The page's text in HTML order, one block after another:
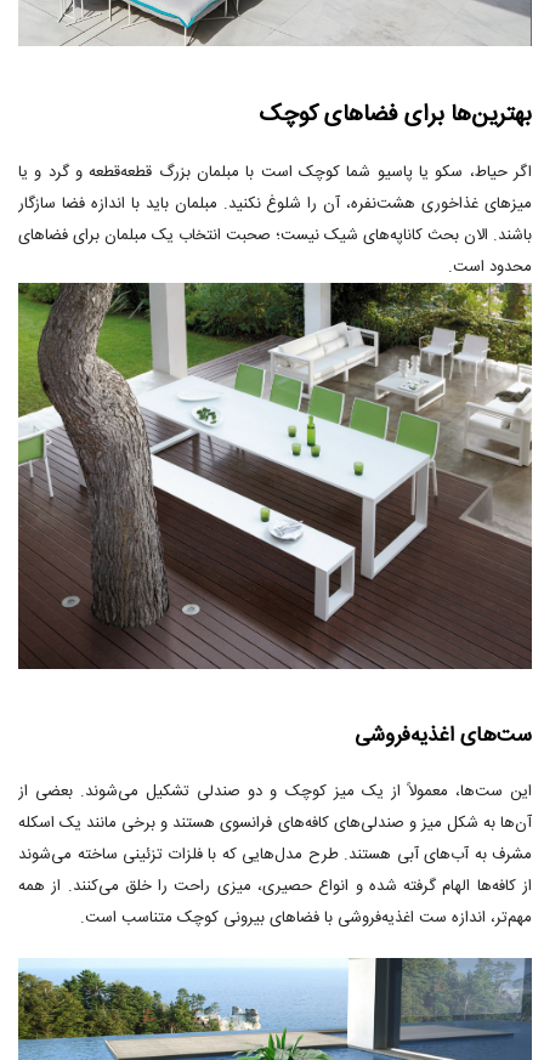
بهترین‌ها برای فضاهای کوچک
اگر حیاط، سکو یا پاسیو شما کوچک است با مبلمان بزرگ قطعه‌قطعه و گرد و یا
میزهای غذاخوری هشت‌نفره، آن را شلوغ نکنید. مبلمان باید با اندازه فضا سازگار
باشند. الان بحث کاناپه‌های شیک نیست؛ صحبت انتخاب یک مبلمان برای فضاهای
محدود است.
ست‌های اغذیه‌فروشی
این ست‌ها، معمولاً از یک میز کوچک و دو صندلی تشکیل می‌شوند. بعضی از
آن‌ها به شکل میز و صندلی‌های کافه‌های فرانسوی هستند و برخی مانند یک اسکله
مشرف به آب‌های آبی هستند. طرح مدل‌هایی که با فلزات تزئینی ساخته می‌شوند
از کافه‌ها الهام گرفته شده و انواع حصیری، میزی راحت را خلق می‌کنند. از همه
مهم‌تر، اندازه ست اغذیه‌فروشی با فضاهای بیرونی کوچک متناسب است.